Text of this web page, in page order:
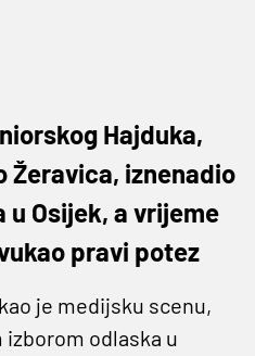
Hajduka,
Žeravica, iznenadio
u Osijek, a vrijeme
pravi potez
je medijsku scenu,
odlaska u